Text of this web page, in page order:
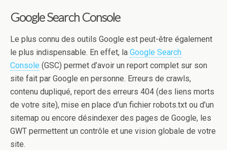
Google Search Console
Le plus connu des outils Google est peut-être également
le plus indispensable. En effet, la Google Search
Console (GSC) permet d’avoir un report complet sur son
site fait par Google en personne. Erreurs de crawls,
contenu dupliqué, report des erreurs 404 (des liens morts
de votre site), mise en place d’un fichier robots.txt ou d’un
sitemap ou encore désindexer des pages de Google, les
GWT permettent un contrôle et une vision globale de votre
site.